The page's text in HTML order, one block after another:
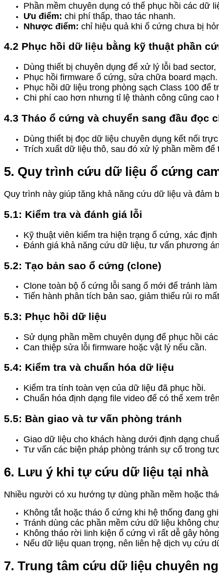
Phần mềm chuyên dụng có thể phục hồi các dữ
Ưu điểm: chi phí thấp, thao tác nhanh.
Nhược điểm: chỉ hiệu quả khi ổ cứng chưa bị
4.2 Phục hồi dữ liệu bằng kỹ thuật phần
Dùng thiết bị chuyên dụng để xử lý lỗi bad sector,
Phục hồi firmware ổ cứng, sửa chữa board mạch.
Phục hồi dữ liệu trong phòng sạch Class 100 để
Chi phí cao hơn nhưng tỉ lệ thành công cũng
4.3 Tháo ổ cứng và chuyển sang đầu đọc
Dùng thiết bị đọc dữ liệu chuyên dụng kết nối
Trích xuất dữ liệu thô, sau đó xử lý phần mềm để
5. Quy trình cứu dữ liệu ổ cứng
Quy trình này giúp tăng khả năng cứu dữ liệu và đảm
5.1: Kiểm tra và đánh giá lỗi
Kỹ thuật viên kiểm tra hiện trạng ổ cứng, xác
Đánh giá khả năng cứu dữ liệu, tư vấn phương
5.2: Tạo bản sao ổ cứng (clone)
Clone toàn bộ ổ cứng lỗi sang ổ mới để tránh
Tiến hành phân tích bản sao, giảm thiểu rủi ro
5.3: Phục hồi dữ liệu
Sử dụng phần mềm chuyên dụng để phục hồi
Can thiệp sửa lỗi firmware hoặc vật lý nếu cần.
5.4: Kiểm tra và chuẩn hóa dữ liệu
Kiểm tra tính toàn vẹn của dữ liệu đã phục hồi.
Chuẩn hóa định dạng file video để có thể xem
5.5: Bàn giao và tư vấn phòng tránh
Giao dữ liệu cho khách hàng dưới định dạng
Tư vấn các biện pháp phòng tránh sự cố trong
6. Lưu ý khi tự cứu dữ liệu tại nhà
Nhiều người có xu hướng tự dùng phần mềm hoặc
Không tắt hoặc tháo ổ cứng khi hệ thống đang
Tránh dùng các phần mềm cứu dữ liệu không
Không tháo rời linh kiện ổ cứng vì rất dễ gây
Nếu dữ liệu quan trọng, nên liên hệ dịch vụ cứu
7. Trung tâm cứu dữ liệu chuyên